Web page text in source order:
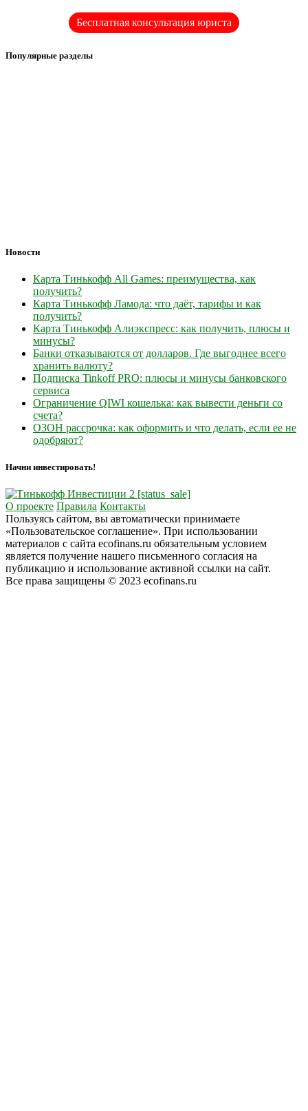
Бесплатная консультация юриста
Популярные разделы
Новости
Карта Тинькофф All Games: преимущества, как
получить?
Карта Тинькофф Ламода: что даёт, тарифы и как
получить?
Карта Тинькофф Алиэкспресс: как получить, плюсы и
минусы?
Банки отказываются от долларов. Где выгоднее всего
хранить валюту?
Подписка Tinkoff PRO: плюсы и минусы банковского
сервиса
Ограничение QIWI кошелька: как вывести деньги со
счета?
ОЗОН рассрочка: как оформить и что делать, если ее не
одобряют?
Начни инвестировать!
О проекте Правила Контакты
Пользуясь сайтом, вы автоматически принимаете
«Пользовательское соглашение». При использовании
материалов с сайта ecofinans.ru обязательным условием
является получение нашего письменного согласия на
публикацию и использование активной ссылки на сайт.
Все права защищены © 2023 ecofinans.ru